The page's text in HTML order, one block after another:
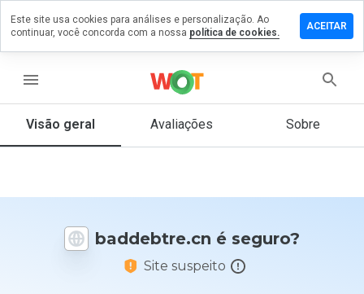
menu
Visão geral Avaliações Sobre
baddebtre.cn é seguro?
Site suspeito
um
que
Este site usa cookies para análises e personalização. Ao
continuar, você concorda com a nossa política de cookies.
ACEITAR